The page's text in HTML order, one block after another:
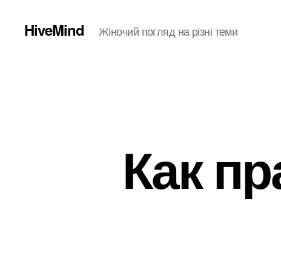
HiveMind Жіночий погляд на різні теми
Как